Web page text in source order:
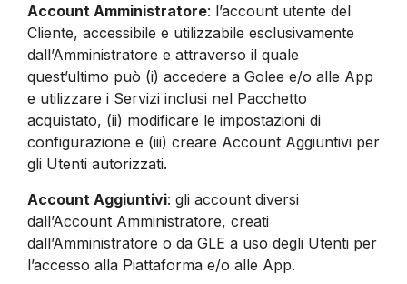
Account Amministratore: l’account utente del
Cliente, accessibile e utilizzabile esclusivamente
dall’Amministratore e attraverso il quale
quest’ultimo può (i) accedere a Golee e/o alle App
e utilizzare i Servizi inclusi nel Pacchetto
acquistato, (ii) modificare le impostazioni di
configurazione e (iii) creare Account Aggiuntivi per
gli Utenti autorizzati.
Account Aggiuntivi: gli account diversi
dall’Account Amministratore, creati
dall’Amministratore o da GLE a uso degli Utenti per
l’accesso alla Piattaforma e/o alle App.